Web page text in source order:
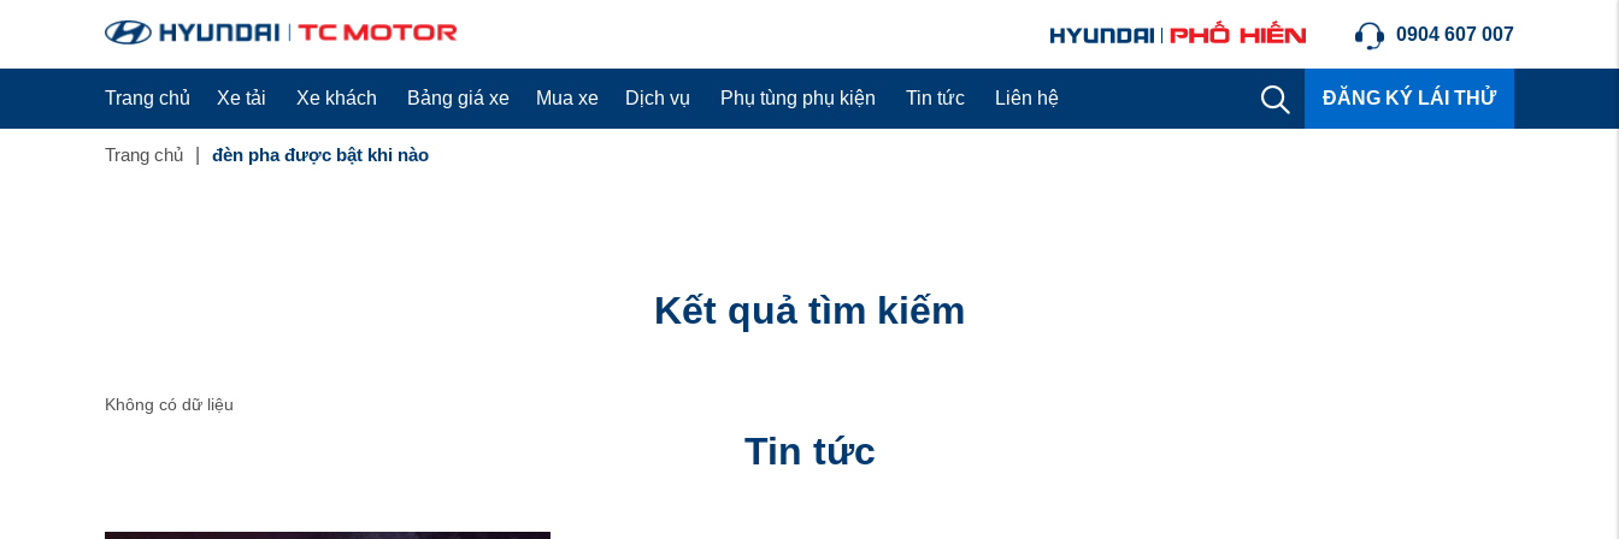
0904 607 007
Trang chủ Xe tải Xe khách Bảng giá xe Mua xe Dịch vụ Phụ tùng phụ kiện Tin tức Liên hệ ĐĂNG KÝ LÁI THỬ
Trang chủ đèn pha được bật khi nào
Kết quả tìm kiếm
Không có dữ liệu
Tin tức